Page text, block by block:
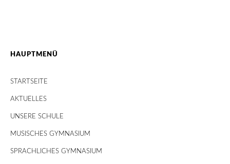
HAUPTMENÜ
STARTSEITE
AKTUELLES
UNSERE SCHULE
MUSISCHES GYMNASIUM
SPRACHLICHES GYMNASIUM